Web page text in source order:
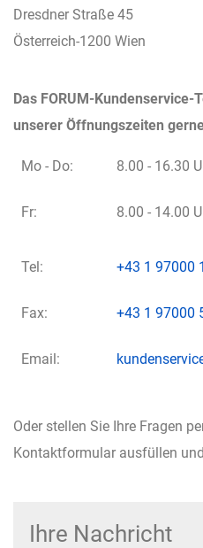
Dresdner Straße 45
Österreich-1200 Wien
Das FORUM-
unserer Öffnungszeiten
Mo - Do: 8.00 - 16.30
Fr: 8.00 - 14.00
Tel: +43 1 97000
Fax: +43 1 97000
Email:
Oder stellen Sie Ihre Fragen
Kontaktformular ausfüllen
Ihre Nachricht